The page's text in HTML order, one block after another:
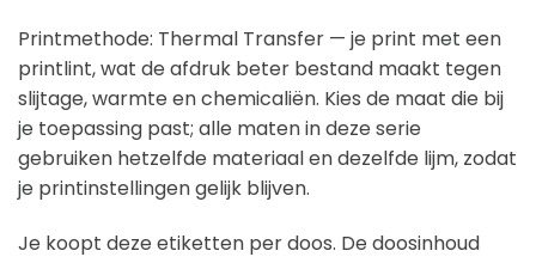
Printmethode: Thermal Transfer — je print met een
printlint, wat de afdruk beter bestand maakt tegen
slijtage, warmte en chemicaliën. Kies de maat die bij
je toepassing past; alle maten in deze serie
gebruiken hetzelfde materiaal en dezelfde lijm, zodat
je printinstellingen gelijk blijven.
Je koopt deze etiketten per doos. De doosinhoud